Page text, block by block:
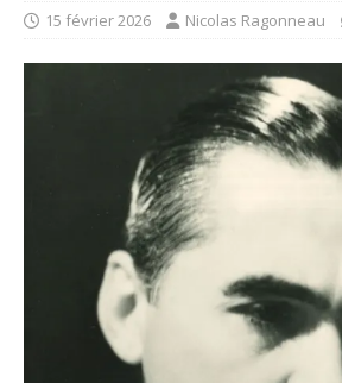
15 février 2026 Nicolas Ragonneau